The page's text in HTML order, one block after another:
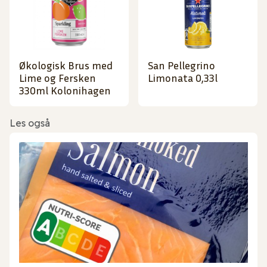
Økologisk Brus med
Lime og Fersken
330ml Kolonihagen
San Pellegrino
Limonata 0,33l
Les også